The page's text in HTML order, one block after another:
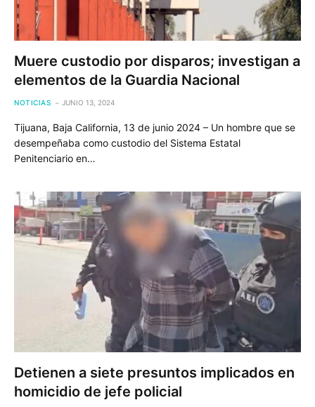
Muere custodio por disparos; investigan a
elementos de la Guardia Nacional
NOTICIAS JUNIO 13, 2024
Tijuana, Baja California, 13 de junio 2024 – Un hombre que se
desempeñaba como custodio del Sistema Estatal
Penitenciario en…
Detienen a siete presuntos implicados en
homicidio de jefe policial